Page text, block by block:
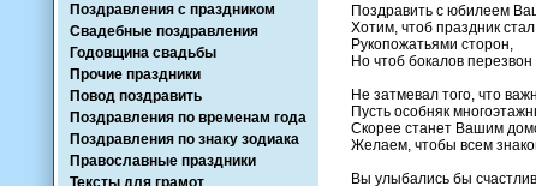
Поздравления с праздником
Свадебные поздравления
Годовщина свадьбы
Прочие праздники
Повод поздравить
Поздравления по временам года
Поздравления по знаку зодиака
Православные праздники
Тексты для грамот
Поздравить с юбилеем
Хотим, чтоб праздник
Рукопожатьями сторон,
Но чтоб бокалов перезвон
Не затмевал того, что
Пусть особняк
Скорее станет Вашим
Желаем, чтобы всем
Вы улыбались бы